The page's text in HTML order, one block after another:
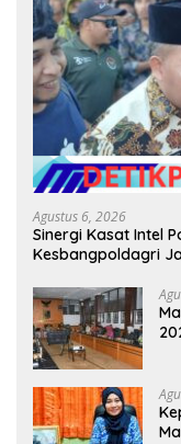
Agustus 6, 2026
Sinergi Kasat Intel
Kesbangpoldagri